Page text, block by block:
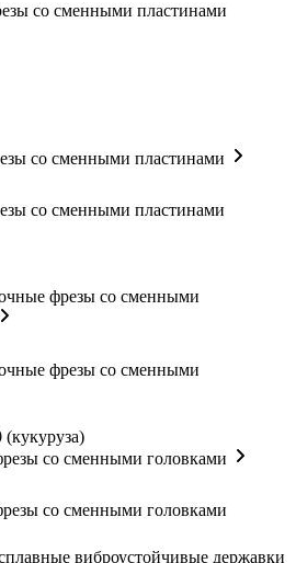
со сменными пластинами
со сменными пластинами
со сменными пластинами
фрезы со сменными
фрезы со сменными
со сменными головками
со сменными головками
виброустойчивые державки